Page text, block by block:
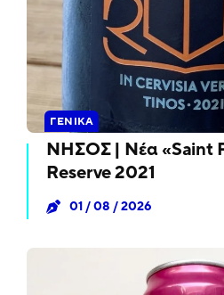
ΓΕΝΙΚΆ
ΝΗΣΟΣ | Νέα «Saint
Reserve 2021
01 / 08 / 2026